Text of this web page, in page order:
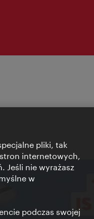
pliki, tak
internetowych,
Jeśli nie wyrażasz
w
podczas swojej